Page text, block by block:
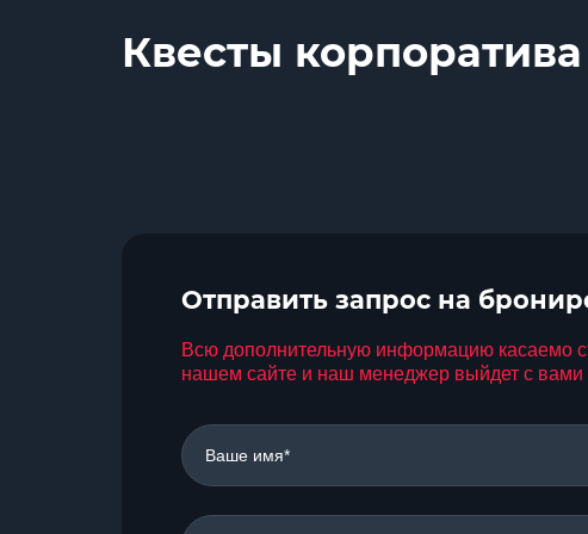
Квесты корпоратива
Отправить запрос на
Всю дополнительную информацию касаемо
нашем сайте и наш менеджер выйдет с вами
Ваше имя*